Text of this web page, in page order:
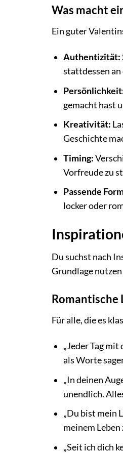
Was macht
Ein guter
Authentizität:
stattdessen an
gemacht hast
Kreativität:
Geschichte
Timing:
Vorfreude zu
Passende
locker oder
Du suchst nach
Grundlage
Romantische
Für alle, die es
„Jeder Tag
als Worte
„In deinen
unendlich.
„Du bist mein
meinem
„Seit ich dich